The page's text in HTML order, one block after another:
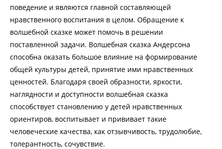
поведение и являются главной составляющей
нравственного воспитания в целом. Обращение к
волшебной сказке может помочь в решении
поставленной задачи. Волшебная сказка Андерсона
способна оказать большое влияние на формирование
общей культуры детей, принятие ими нравственных
ценностей. Благодаря своей образности, яркости,
наглядности и доступности волшебная сказка
способствует становлению у детей нравственных
ориентиров, воспитывает и прививает такие
человеческие качества, как отзывчивость, трудолюбие,
толерантность, сочувствие.